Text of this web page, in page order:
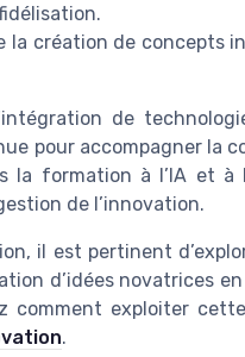
la création de concepts
de
pour accompagner la
la formation à l’IA et à
de l’innovation.
il est pertinent
d’idées novatrices
comment exploiter
.